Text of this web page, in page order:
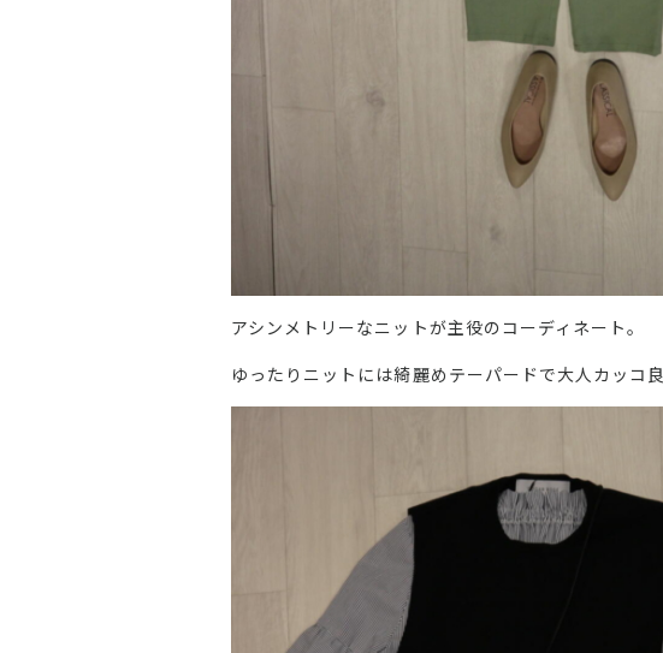
アシンメトリーなニットが主役のコーディネート。
ゆったりニットには綺麗めテーパードで大人カッコ